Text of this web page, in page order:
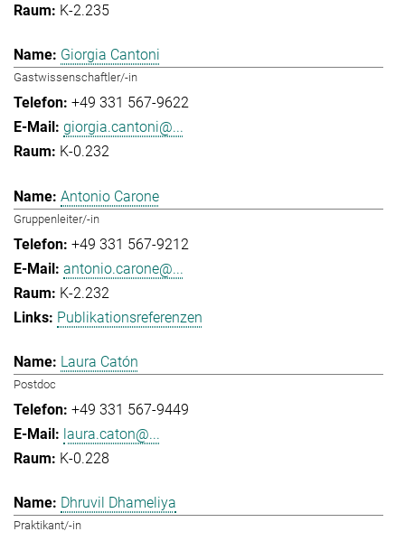
K-2.235
Giorgia Cantoni
Gastwissenschaftler/-in
+49 331 567-9622
giorgia.cantoni@...
K-0.232
Antonio Carone
Gruppenleiter/-in
+49 331 567-9212
antonio.carone@...
K-2.232
Publikationsreferenzen
Laura Catón
Postdoc
+49 331 567-9449
laura.caton@...
K-0.228
Dhruvil Dhameliya
Praktikant/-in